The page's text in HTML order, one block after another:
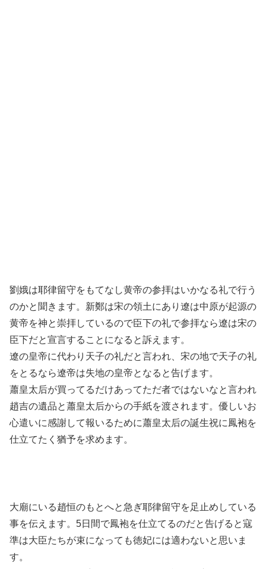
劉娥は耶律留守をもてなし黄帝の参拝はいかなる礼で行う
のかと聞きます。新鄭は宋の領土にあり遼は中原が起源の
黄帝を神と崇拝しているので臣下の礼で参拝なら遼は宋の
臣下だと宣言することになると訴えます。
遼の皇帝に代わり天子の礼だと言われ、宋の地で天子の礼
をとるなら遼帝は失地の皇帝となると告げます。
蕭皇太后が買ってるだけあってただ者ではないなと言われ
趙吉の遺品と蕭皇太后からの手紙を渡されます。優しいお
心遣いに感謝して報いるために蕭皇太后の誕生祝に鳳袍を
仕立てたく猶予を求めます。
大廟にいる趙恒のもとへと急ぎ耶律留守を足止めしている
事を伝えます。5日間で鳳袍を仕立てるのだと告げると寇
準は大臣たちが束になっても徳妃には適わないと思いま
す。